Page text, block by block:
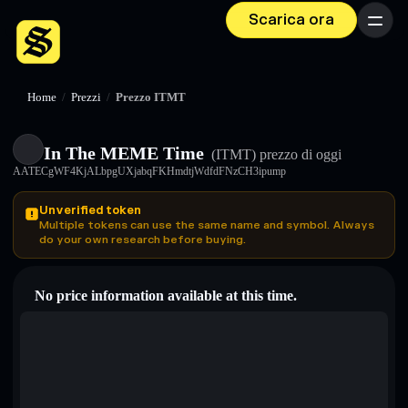
Scarica ora Menu
Home / Prezzi / Prezzo ITMT
In The MEME Time (ITMT) prezzo di oggi
AATECgWF4KjALbpgUXjabqFKHmdtjWdfdFNzCH3ipump
Unverified token
Multiple tokens can use the same name and symbol. Always
do your own research before buying.
No price information available at this time.